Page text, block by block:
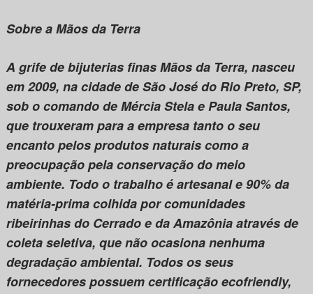
Sobre a Mãos da Terra
A grife de bijuterias finas Mãos da Terra, nasceu
em 2009, na cidade de São José do Rio Preto, SP,
sob o comando de Mércia Stela e Paula Santos,
que trouxeram para a empresa tanto o seu
encanto pelos produtos naturais como a
preocupação pela conservação do meio
ambiente. Todo o trabalho é artesanal e 90% da
matéria-prima colhida por comunidades
ribeirinhas do Cerrado e da Amazônia através de
coleta seletiva, que não ocasiona nenhuma
degradação ambiental. Todos os seus
fornecedores possuem certificação ecofriendly,